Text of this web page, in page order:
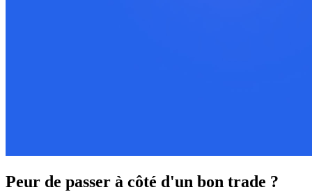
Peur de passer à côté d'un bon trade ?